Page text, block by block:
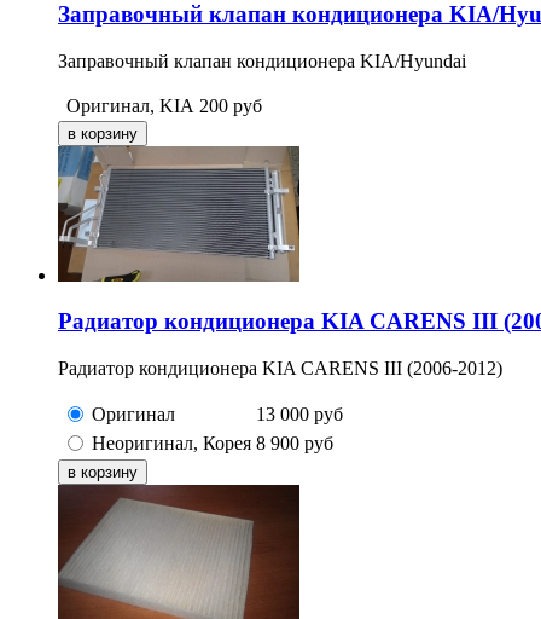
Заправочный клапан кондиционера KIA/
Заправочный клапан кондиционера KIA/Hyundai
Оригинал, KIA 200 руб
Радиатор кондиционера KIA CARENS III
Радиатор кондиционера KIA CARENS III (2006-2012)
Оригинал 13 000 руб
Неоригинал, Корея 8 900 руб